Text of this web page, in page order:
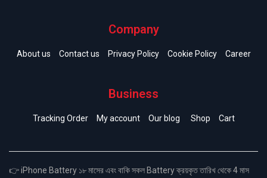
Company
About us Contact us Privacy Policy Cookie Policy Career
Business
Tracking Order My account Our blog Shop Cart
👉 iPhone Battery ১৮ মাসের এবং বাকি সকল Battery ক্রয়কৃত তারিখ থেকে 4 মাস